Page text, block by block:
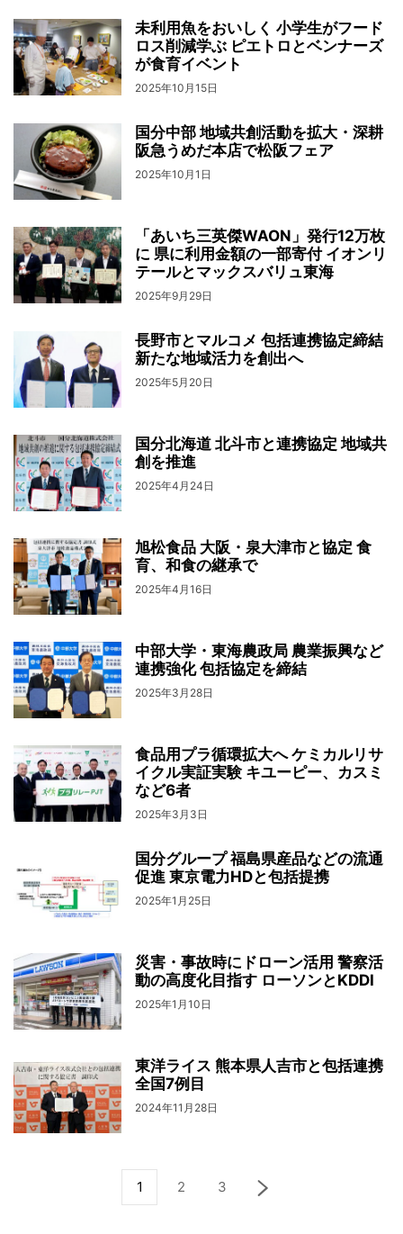
未利用魚をおいしく 小学生がフード
ロス削減学ぶ ピエトロとベンナーズ
が食育イベント
2025年10月15日
国分中部 地域共創活動を拡大・深耕
阪急うめだ本店で松阪フェア
2025年10月1日
「あいち三英傑WAON」発行12万枚
に 県に利用金額の一部寄付 イオンリ
テールとマックスバリュ東海
2025年9月29日
長野市とマルコメ 包括連携協定締結
新たな地域活力を創出へ
2025年5月20日
国分北海道 北斗市と連携協定 地域共
創を推進
2025年4月24日
旭松食品 大阪・泉大津市と協定 食
育、和食の継承で
2025年4月16日
中部大学・東海農政局 農業振興など
連携強化 包括協定を締結
2025年3月28日
食品用プラ循環拡大へ ケミカルリサ
イクル実証実験 キユーピー、カスミ
など6者
2025年3月3日
国分グループ 福島県産品などの流通
促進 東京電力HDと包括提携
2025年1月25日
災害・事故時にドローン活用 警察活
動の高度化目指す ローソンとKDDI
2025年1月10日
東洋ライス 熊本県人吉市と包括連携
全国7例目
2024年11月28日
1 2 3